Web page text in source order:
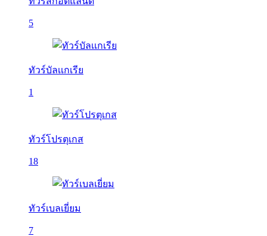
5
ทัวร์บัลเเกเรีย
1
ทัวร์โปรตุเกส
18
ทัวร์เบลเยี่ยม
7